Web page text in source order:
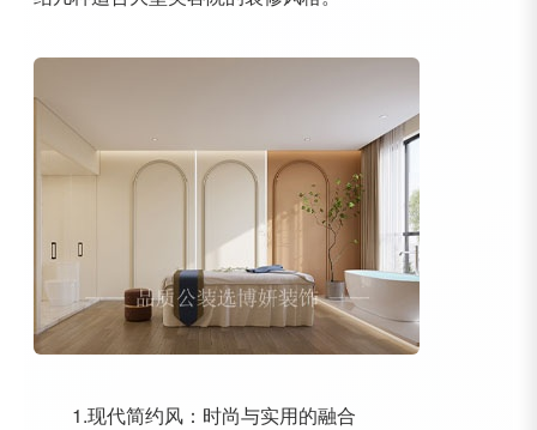
1.现代简约风：时尚与实用的融合